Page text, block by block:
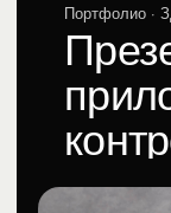
Портфолио ·